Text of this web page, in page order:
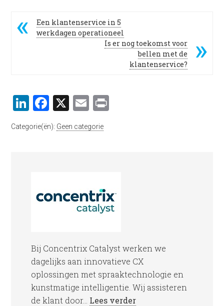
Een klantenservice in 5
werkdagen operationeel
Is er nog toekomst voor
bellen met de
klantenservice?
LinkedIn
Facebook
X Email
Categorie(ën): Geen categorie
Bij Concentrix Catalyst werken we
dagelijks aan innovatieve CX
oplossingen met spraaktechnologie en
kunstmatige intelligentie. Wij assisteren
de klant door... Lees verder